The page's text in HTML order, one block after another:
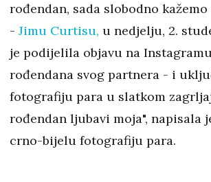
rođendan, sada slobodno
- Jimu Curtisu, u nedjelju, 2.
je podijelila objavu na
rođendana svog partnera - i
fotografiju para u slatkom
rođendan ljubavi moja", napisala
crno-bijelu fotografiju para.